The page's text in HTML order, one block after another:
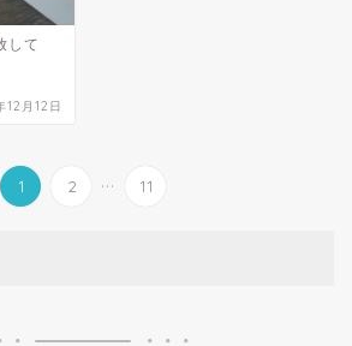
して
12月12日
1 2 ... 11